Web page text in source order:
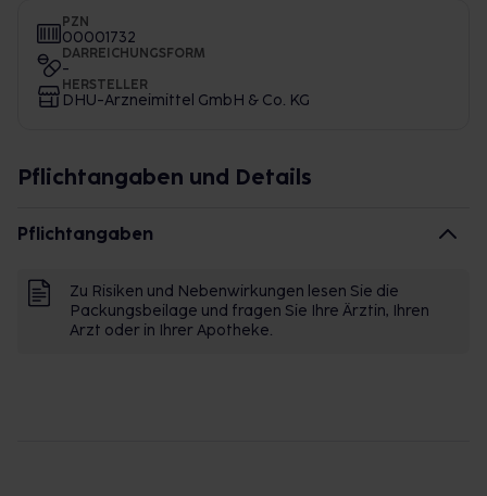
PZN
00001732
DARREICHUNGSFORM
-
HERSTELLER
DHU-Arzneimittel GmbH & Co. KG
Pflichtangaben und Details
Pflichtangaben
Zu Risiken und Nebenwirkungen lesen Sie die
Packungsbeilage und fragen Sie Ihre Ärztin, Ihren
Arzt oder in Ihrer Apotheke.